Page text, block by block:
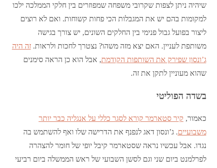
שיהיה ניתן לצפות שקרובי משפחה שמפוזרים בין חלקי הממלכה ילכו
למקומות בהם יש את המגבלות הכי פחות קשוחות. ואם לא רוצים
ליצור בפועל גבול פנימי בין החלקים השונים, יש צורך בגישה
משותפת לעניין. האם יצא מזה משהו? נצטרך לחכות ולראות.זה היה
ג’ונסון שפירק את השותפות הקודמת, אבל הוא כן הראה סימנים
שהוא מעוניין לתקן את זה.
בשדה הפוליטי
כאמור, קיר סטארמר קורא לסגר כללי על אנגליה כבר יותר
משבועיים. ג’ונסון דאג לנפנף את הדרישה שלו ואף להשתמש בה
נגדו. אבל עכשיו נראה שסטארמר קיבל יופי של חומר להצהרה
לפרלמנט ביום שני וגם לסשן השבועי של ראש הממשלה ביום רביעי